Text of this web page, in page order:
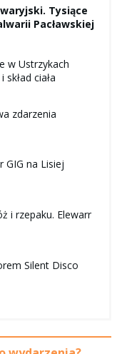
Tysiące
Pacławskiej
w Ustrzykach
ciała
zdarzenia
GIG na Lisiej
i rzepaku. Elewarr
Silent Disco